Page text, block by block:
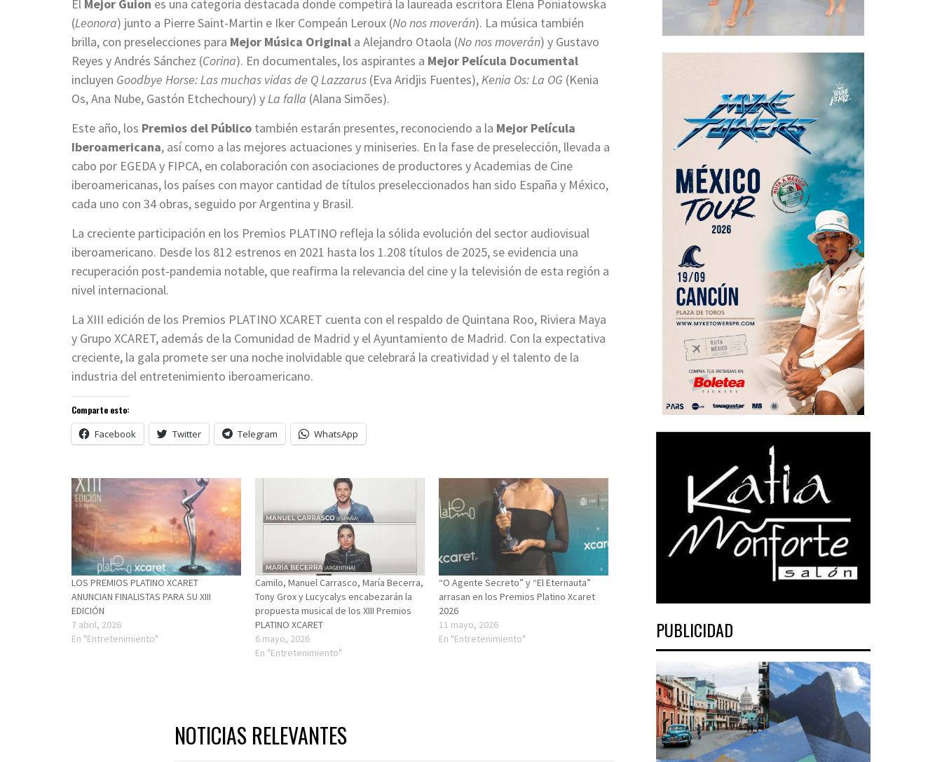
El Mejor Guion es una categoría destacada donde competirá la laureada escritora Elena Poniatowska
(Leonora) junto a Pierre Saint-Martin e Iker Compeán Leroux (No nos moverán). La música también
brilla, con preselecciones para Mejor Música Original a Alejandro Otaola (No nos moverán) y Gustavo
Reyes y Andrés Sánchez (Corina). En documentales, los aspirantes a Mejor Película Documental
incluyen Goodbye Horse: Las muchas vidas de Q Lazzarus (Eva Aridjis Fuentes),Kenia Os: La OG (Kenia
Os, Ana Nube, Gastón Etchechoury) yLa falla (Alana Simões).
Este año, los Premios del Público también estarán presentes, reconociendo a la Mejor Película
Iberoamericana, así como a las mejores actuaciones y miniseries. En la fase de preselección, llevada a
cabo por EGEDA y FIPCA, en colaboración con asociaciones de productores y Academias de Cine
iberoamericanas, los países con mayor cantidad de títulos preseleccionados han sido España y México,
cada uno con 34 obras, seguido por Argentina y Brasil.
La creciente participación en los Premios PLATINO refleja la sólida evolución del sector audiovisual
iberoamericano. Desde los 812 estrenos en 2021 hasta los 1.208 títulos de 2025, se evidencia una
recuperación post-pandemia notable, que reafirma la relevancia del cine y la televisión de esta región a
nivel internacional.
La XIII edición de los Premios PLATINO XCARET cuenta con el respaldo de Quintana Roo, Riviera Maya
y Grupo XCARET, además de la Comunidad de Madrid y el Ayuntamiento de Madrid. Con la expectativa
creciente, la gala promete ser una noche inolvidable que celebrará la creatividad y el talento de la
industria del entretenimiento iberoamericano.
Comparte esto:
Facebook Twitter Telegram WhatsApp
LOS PREMIOS PLATINO XCARET
ANUNCIAN FINALISTAS PARA SU XIII
EDICIÓN
7 abril, 2026
En "Entretenimiento"
Camilo, Manuel Carrasco, María Becerra,
Tony Grox y Lucycalys encabezarán la
propuesta musical de los XIII Premios
PLATINO XCARET
6 mayo, 2026
En "Entretenimiento"
“O Agente Secreto” y “El Eternauta”
arrasan en los Premios Platino Xcaret
2026
11 mayo, 2026
En "Entretenimiento"
NOTICIAS RELEVANTES
PUBLICIDAD